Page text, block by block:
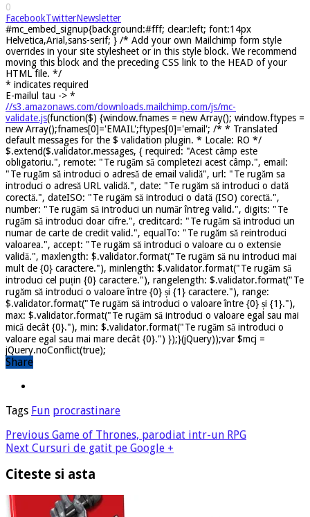
0
FacebookTwitterNewsletter
#mc_embed_signup{background:#fff; clear:left; font:14px
Helvetica,Arial,sans-serif; } /* Add your own Mailchimp form style
overrides in your site stylesheet or in this style block. We recommend
moving this block and the preceding CSS link to the HEAD of your
HTML file. */
* indicates required
E-mailul tau -> *
//s3.amazonaws.com/downloads.mailchimp.com/js/mc-
validate.js(function($) {window.fnames = new Array(); window.ftypes =
new Array();fnames[0]='EMAIL';ftypes[0]='email'; /* * Translated
default messages for the $ validation plugin. * Locale: RO */
$.extend($.validator.messages, { required: "Acest câmp este
obligatoriu.", remote: "Te rugăm să completezi acest câmp.", email:
"Te rugăm să introduci o adresă de email validă", url: "Te rugăm sa
introduci o adresă URL validă.", date: "Te rugăm să introduci o dată
corectă.", dateISO: "Te rugăm să introduci o dată (ISO) corectă.",
number: "Te rugăm să introduci un număr întreg valid.", digits: "Te
rugăm să introduci doar cifre.", creditcard: "Te rugăm să introduci un
numar de carte de credit valid.", equalTo: "Te rugăm să reintroduci
valoarea.", accept: "Te rugăm să introduci o valoare cu o extensie
validă.", maxlength: $.validator.format("Te rugăm să nu introduci mai
mult de {0} caractere."), minlength: $.validator.format("Te rugăm să
introduci cel puțin {0} caractere."), rangelength: $.validator.format("Te
rugăm să introduci o valoare între {0} și {1} caractere."), range:
$.validator.format("Te rugăm să introduci o valoare între {0} și {1}."),
max: $.validator.format("Te rugăm să introduci o valoare egal sau mai
mică decât {0}."), min: $.validator.format("Te rugăm să introduci o
valoare egal sau mai mare decât {0}.") });}(jQuery));var $mcj =
jQuery.noConflict(true);
Share
Tags Fun procrastinare
Previous Game of Thrones, parodiat intr-un RPG
Next Cursuri de gatit pe Google +
Citeste si asta